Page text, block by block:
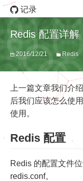
记录
Redis 配置详解
2016/12/21 Redis
上一篇文章我们介
后我们应该怎么使
使用。
Redis 配置
Redis 的配置文件
redis.conf。